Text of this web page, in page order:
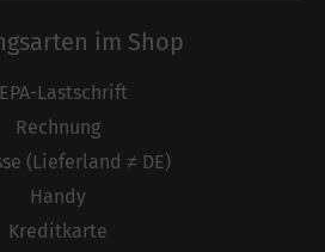
im Shop
Lastschrift
Rechnung
(Lieferland ≠ DE)
Handy
Kreditkarte